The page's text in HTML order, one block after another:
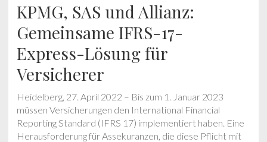
KPMG, SAS und Allianz:
Gemeinsame IFRS-17-
Express-Lösung für
Versicherer
Heidelberg, 27. April 2022 – Bis zum 1. Januar 2023
müssen Versicherungen den International Financial
Reporting Standard (IFRS 17) implementiert haben. Eine
Herausforderung für Assekuranzen, die diese Pflicht mit